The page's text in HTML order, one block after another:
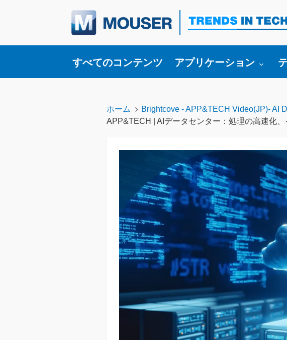
すべてのコンテンツ Toggle submenu for:
アプリケーション
ホーム
Brightcove - APP&TECH Video(JP)- AI
APP&TECH | AIデータセンター：処理の高速化